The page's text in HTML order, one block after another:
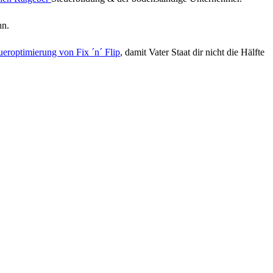
von Fix ´n´ Flip, damit Vater Staat dir nicht die Hälfte